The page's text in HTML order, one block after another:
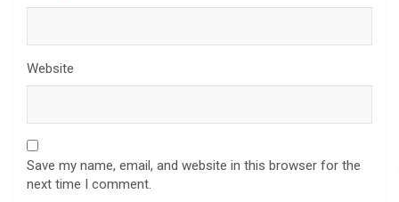
Website
Save my name, email, and website in this browser for the
next time I comment.